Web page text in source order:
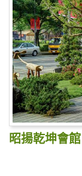
昭揚乾坤會館